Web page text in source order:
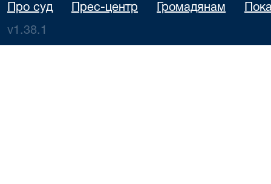
Про суд Прес-центр Громадянам
v1.38.1